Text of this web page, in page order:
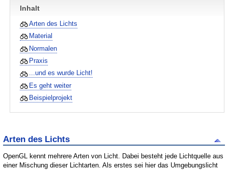
Inhalt
Arten des Lichts
Material
Normalen
Praxis
...und es wurde Licht!
Es geht weiter
Beispielprojekt
Arten des Lichts
OpenGL kennt mehrere Arten von Licht. Dabei besteht jede Lichtquelle aus
einer Mischung dieser Lichtarten. Als erstes sei hier das Umgebungslicht